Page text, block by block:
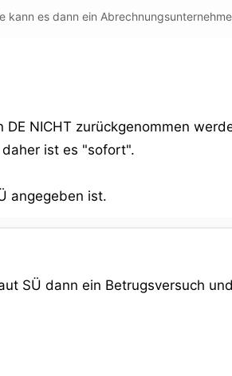
kann es dann ein
NICHT zurückgenommen
ist es "sofort".
angegeben ist.
SÜ dann ein Betrugsversuch